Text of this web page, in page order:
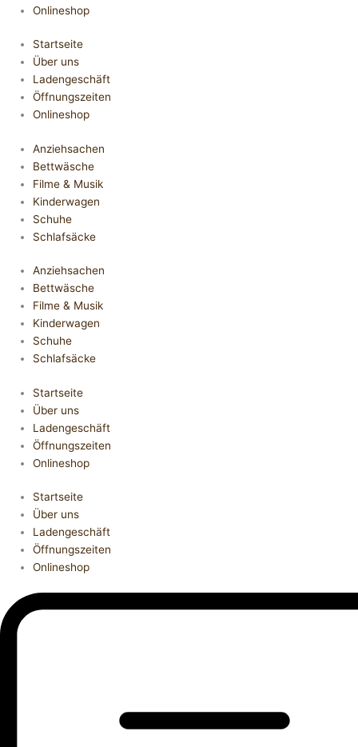
Onlineshop
Startseite
Über uns
Ladengeschäft
Öffnungszeiten
Onlineshop
Anziehsachen
Bettwäsche
Filme & Musik
Kinderwagen
Schuhe
Schlafsäcke
Anziehsachen
Bettwäsche
Filme & Musik
Kinderwagen
Schuhe
Schlafsäcke
Startseite
Über uns
Ladengeschäft
Öffnungszeiten
Onlineshop
Startseite
Über uns
Ladengeschäft
Öffnungszeiten
Onlineshop